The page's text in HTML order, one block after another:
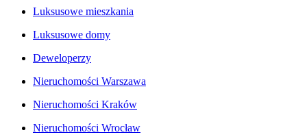
Luksusowe mieszkania
Luksusowe domy
Deweloperzy
Nieruchomości Warszawa
Nieruchomości Kraków
Nieruchomości Wrocław